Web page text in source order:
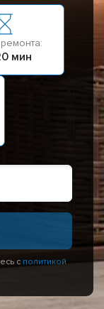
мин
с политикой